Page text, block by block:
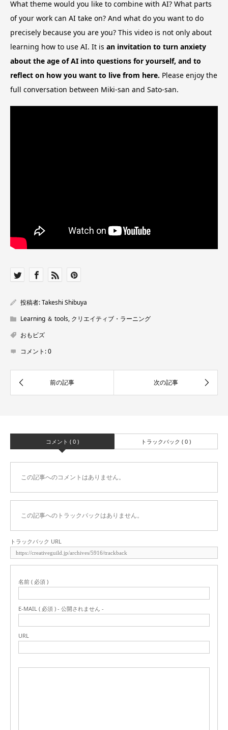
What theme would you like to combine with AI? What parts
of your work can AI take on? And what do you want to do
precisely because you are you? This video is not only about
learning how to use AI. It is an invitation to turn anxiety
about the age of AI into questions for yourself, and to
reflect on how you want to live from here. Please enjoy the
full conversation between Miki-san and Sato-san.
投稿者:Takeshi Shibuya
Learning ＆ tools, クリエイティブ・ラーニング
おもビズ
コメント:0
コメント ( 0 ) トラックバック ( 0 )
この記事へのコメントはありません。
この記事へのトラックバックはありません。
トラックバック URL
名前 ( 必須 )
E-MAIL ( 必須 ) - 公開されません -
URL